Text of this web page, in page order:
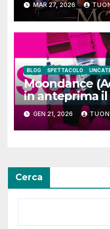
MAR 27, 2026
BLOG SPETTACOLO
Moondance
in anteprima il
SOLO1981
GEN 21, 2026
Cerca